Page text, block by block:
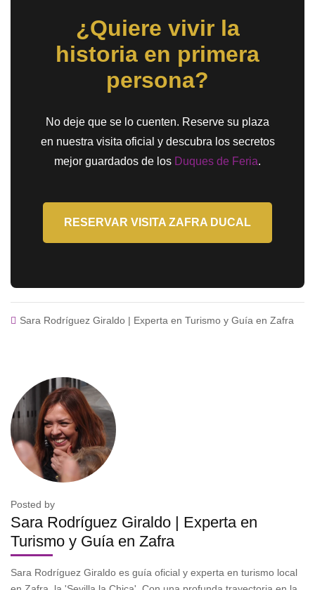
¿Quiere vivir la
historia en primera
persona?
No deje que se lo cuenten. Reserve su plaza
en nuestra visita oficial y descubra los secretos
mejor guardados de los Duques de Feria.
RESERVAR VISITA ZAFRA DUCAL
Sara Rodríguez Giraldo | Experta en Turismo y Guía en Zafra
Posted by
Sara Rodríguez Giraldo | Experta en
Turismo y Guía en Zafra
Sara Rodríguez Giraldo es guía oficial y experta en turismo local